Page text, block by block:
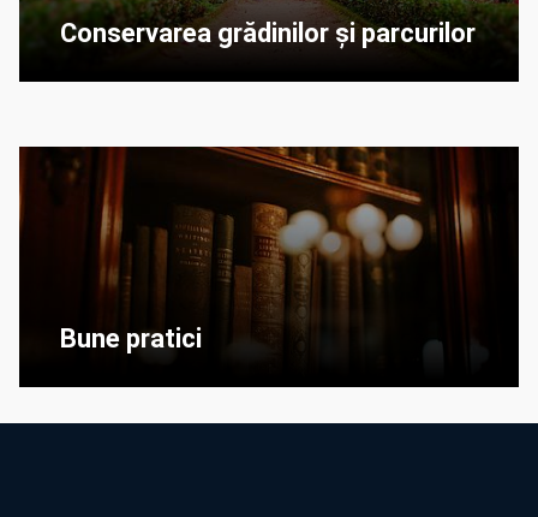
Conservarea grădinilor și parcurilor
Bune pratici